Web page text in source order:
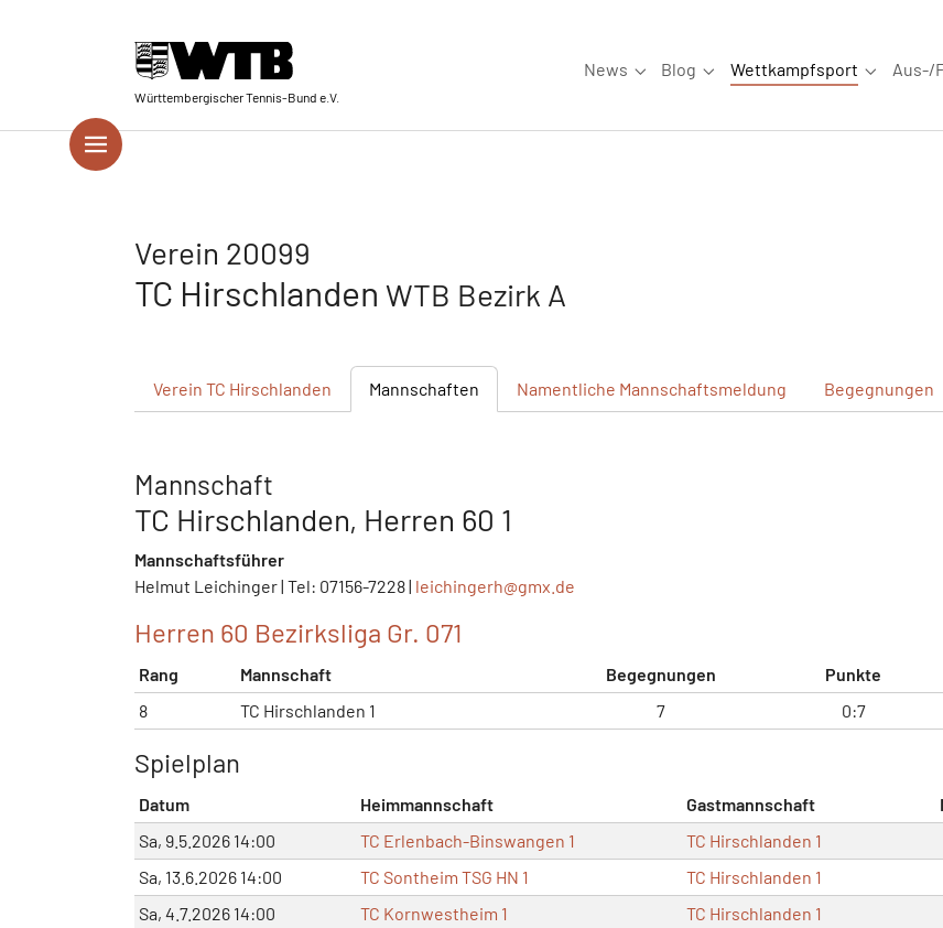
Württembergischer Tennis-Bund e.V.
News
Submenu for "News"
Blog
Submenu for "Blog"
Wettkampfsport Aus-/
Verein 20099
TC Hirschlanden WTB Bezirk A
Verein TC Hirschlanden Mannschaften Namentliche Mannschaftsmeldung Begegnungen
Mannschaft
TC Hirschlanden, Herren 60 1
Mannschaftsführer
Helmut Leichinger | Tel: 07156-7228 | leichingerh@gmx.de
Herren 60 Bezirksliga Gr. 071
Rang Mannschaft Begegnungen Punkte
8
TC Hirschlanden 1 7 0:7
Spielplan
Datum Heimmannschaft Gastmannschaft
Sa, 9.5.2026 14:00
TC Erlenbach-Binswangen 1 TC Hirschlanden 1
Sa, 13.6.2026 14:00
TC Sontheim TSG HN 1 TC Hirschlanden 1
Sa, 4.7.2026 14:00
TC Kornwestheim 1 TC Hirschlanden 1